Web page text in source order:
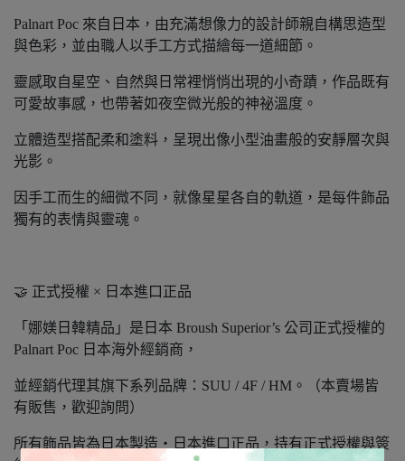
Palnart Poc 來自日本，由充滿想像力的設計師親自構思造型
與色彩，並由職人以手工方式描繪每一道細節。
靈感取自星空、自然與日常裡悄悄出現的小奇蹟，作品既有
可愛故事感，也帶著如夜空微光般的神祕溫度。
立體造型搭配柔和塗料，呈現出像小型油畫般的安靜層次與
光影。
因手工而生的細微不同，就像星星各自的軌道，是每件飾品
獨有的表情與靈魂。
🤝 正式授權 × 日本進口正品
「娜媄日韓精品」是日本 Broush Superior’s 公司正式授權的
Palnart Poc 日本海外經銷商，
並經銷代理其旗下系列品牌：SUU / 4F / HM。（本賣場皆
有販售，歡迎詢問）
所有飾品皆為日本製造‧日本進口正品，持有正式授權與簽